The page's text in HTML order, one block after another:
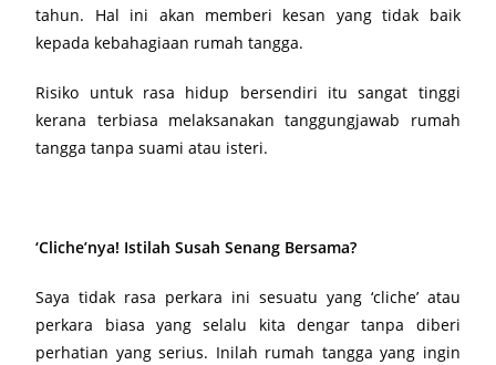
tahun. Hal ini akan memberi kesan yang tidak baik
kepada kebahagiaan rumah tangga.
Risiko untuk rasa hidup bersendiri itu sangat tinggi
kerana terbiasa melaksanakan tanggungjawab rumah
tangga tanpa suami atau isteri.
‘Cliche’nya! Istilah Susah Senang Bersama?
Saya tidak rasa perkara ini sesuatu yang ‘cliche’ atau
perkara biasa yang selalu kita dengar tanpa diberi
perhatian yang serius. Inilah rumah tangga yang ingin